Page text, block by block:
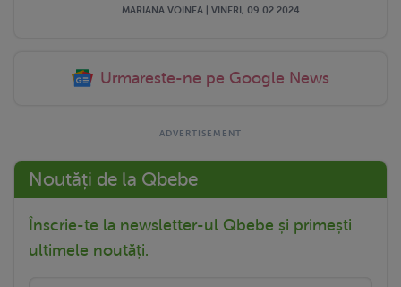
MARIANA VOINEA | VINERI, 09.02.2024
Urmareste-ne pe Google News
Noutăți de la Qbebe
Înscrie-te la newsletter-ul Qbebe și primești
ultimele noutăți.